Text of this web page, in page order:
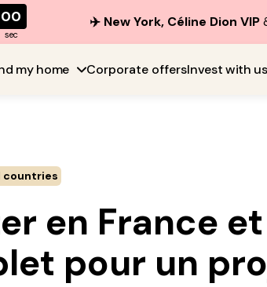
00
sec
✈️ New York, Céline Dion VIP
my home Corporate offersInvest with us
countries
en France
pour un